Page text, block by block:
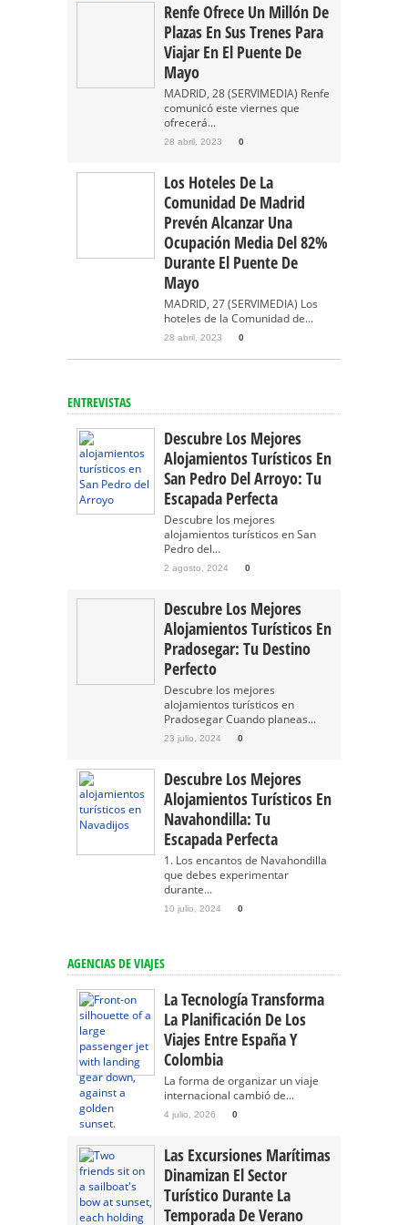
Renfe Ofrece Un Millón De
Plazas En Sus Trenes Para
Viajar En El Puente De
Mayo
MADRID, 28 (SERVIMEDIA) Renfe
comunicó este viernes que
ofrecerá...
28 abril, 2023 0
Los Hoteles De La
Comunidad De Madrid
Prevén Alcanzar Una
Ocupación Media Del 82%
Durante El Puente De
Mayo
MADRID, 27 (SERVIMEDIA) Los
hoteles de la Comunidad de...
28 abril, 2023 0
ENTREVISTAS
Descubre Los Mejores
Alojamientos Turísticos En
San Pedro Del Arroyo: Tu
Escapada Perfecta
Descubre los mejores
alojamientos turísticos en San
Pedro del...
2 agosto, 2024 0
Descubre Los Mejores
Alojamientos Turísticos En
Pradosegar: Tu Destino
Perfecto
Descubre los mejores
alojamientos turísticos en
Pradosegar Cuando planeas...
23 julio, 2024 0
Descubre Los Mejores
Alojamientos Turísticos En
Navahondilla: Tu
Escapada Perfecta
1. Los encantos de Navahondilla
que debes experimentar
durante...
10 julio, 2024 0
AGENCIAS DE VIAJES
La Tecnología Transforma
La Planificación De Los
Viajes Entre España Y
Colombia
La forma de organizar un viaje
internacional cambió de...
4 julio, 2026 0
Las Excursiones Marítimas
Dinamizan El Sector
Turístico Durante La
Temporada De Verano